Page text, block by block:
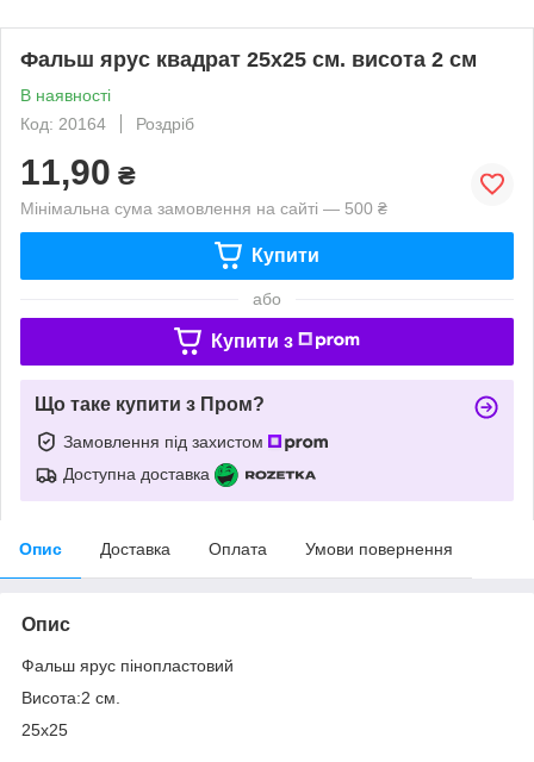
Фальш ярус квадрат 25х25 см. висота 2 см
В наявності
Код: 20164
Роздріб
11,90 ₴
Мінімальна сума замовлення на сайті — 500 ₴
Купити
або
Купити з
Що таке купити з Пром?
Замовлення під захистом
Доступна доставка
Опис Доставка Оплата Умови повернення
Опис
Фальш ярус пінопластовий
Висота:2 см.
25х25